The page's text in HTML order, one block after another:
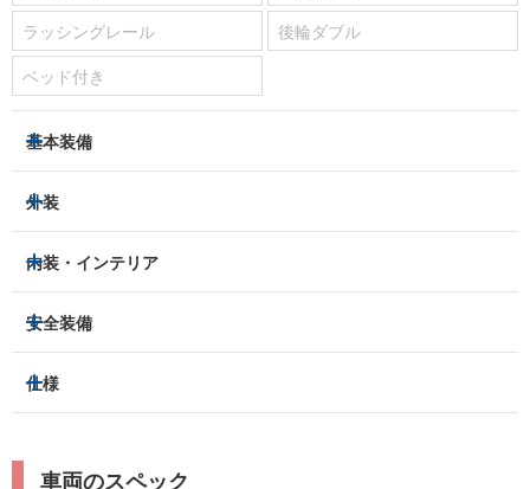
ラッシングレール
後輪ダブル
ベッド付き
基本装備
パワーステアリング
エアコン：あり
キーレス
盗難防止装置
パーキングアシスト
クルーズコントロール
ターボチャージャー
外装
ヘッドライト
アルミホイール：-
サンルーフ/ガラスルーフ
ルーフレール
内装・インテリア
3列シート
ベンチシート
パワーシート
安全装備
トラクションコントロール
レーンキープアシスト
横滑り防止装置
衝突被害軽減プレーキ
仕様
車両のスペック